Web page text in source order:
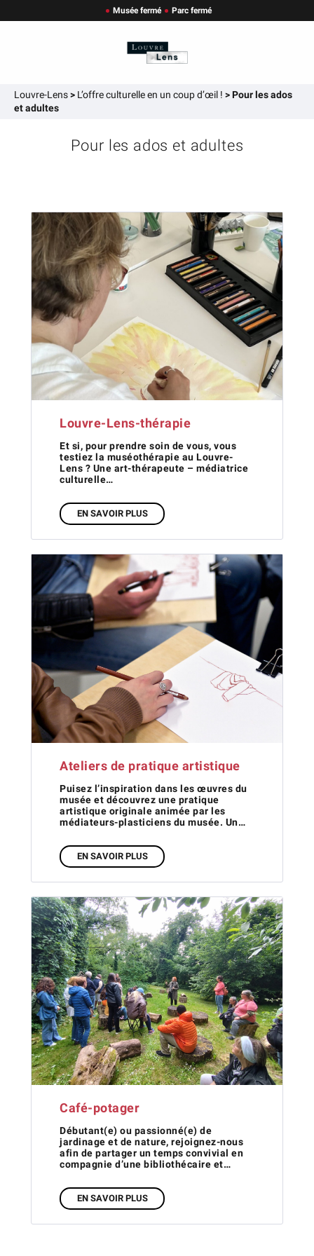
Musée fermé Parc fermé
Louvre-Lens> L’offre culturelle en un coup d’œil ! >Pour les ados
et adultes
Pour les ados et adultes
Louvre-Lens-thérapie
Et si, pour prendre soin de vous, vous
testiez la muséothérapie au Louvre-
Lens ? Une art-thérapeute – médiatrice
culturelle…
EN SAVOIR PLUS
Ateliers de pratique artistique
Puisez l’inspiration dans les œuvres du
musée et découvrez une pratique
artistique originale animée par les
médiateurs-plasticiens du musée. Un…
EN SAVOIR PLUS
Café-potager
Débutant(e) ou passionné(e) de
jardinage et de nature, rejoignez-nous
afin de partager un temps convivial en
compagnie d’une bibliothécaire et…
EN SAVOIR PLUS